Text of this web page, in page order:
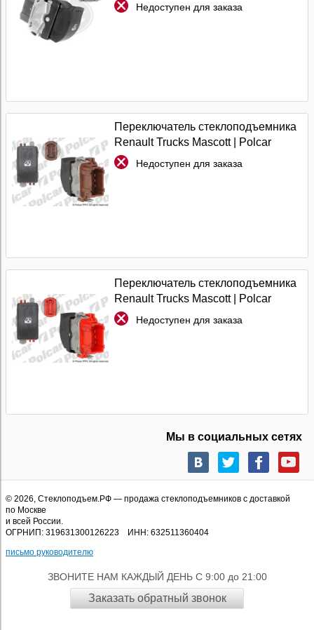
Недоступен для заказа
Переключатель стеклоподъемника
Renault Trucks Mascott | Polcar
Недоступен для заказа
Переключатель стеклоподъемника
Renault Trucks Mascott | Polcar
Недоступен для заказа
Мы в социальных сетях
© 2026, Стеклоподъем.РФ — продажа стеклоподъемников с доставкой
по Москве
и всей России.
ОГРНИП: 319631300126223 ИНН: 632511360404
письмо руководителю
ЗВОНИТЕ НАМ КАЖДЫЙ ДЕНЬ С 9:00 до 21:00
Заказать обратный звонок